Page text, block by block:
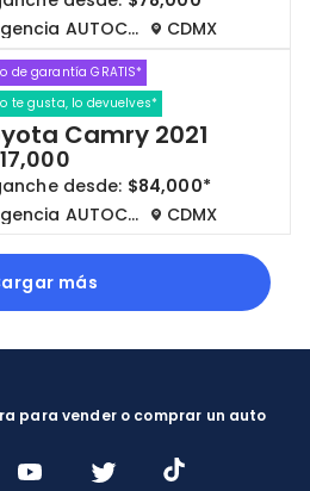
AUTOCOM
CDMX
de garantía GRATIS*
te gusta, lo devuelves*
Camry 2021
desde: $84,000*
AUTOCOM
CDMX
más
para vender o comprar un auto